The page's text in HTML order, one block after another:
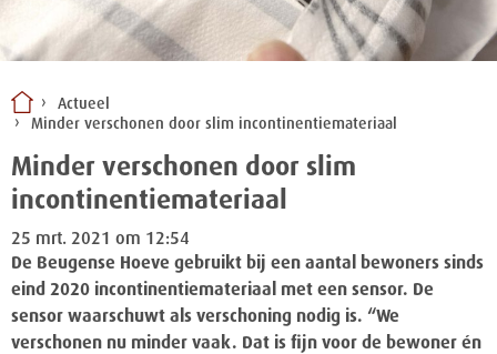
Actueel
Minder verschonen door slim incontinentiemateriaal
Minder verschonen door slim
incontinentiemateriaal
25 mrt. 2021 om 12:54
De Beugense Hoeve gebruikt bij een aantal bewoners sinds
eind 2020 incontinentiemateriaal met een sensor. De
sensor waarschuwt als verschoning nodig is. “We
verschonen nu minder vaak. Dat is fijn voor de bewoner én
Wonen bij Dichterbij
Vrije dagbestedingsplekken